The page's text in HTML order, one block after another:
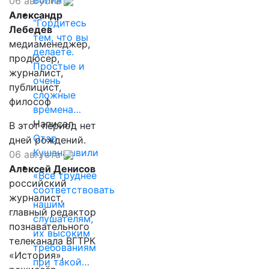
"Гордитесь
тем, что вы
делаете.
Простые и
очень
сложные
времена…
Написал
Отар
Кушанашвили
«Все труднее
соответствовать
нашим
слушателям,
их высоким
требованиям
при такой…
Александр
Лебедев
медиаменеджер,
продюсер,
журналист,
публицист,
философ
В этот период нет
дней рождений.
06 августа
Алексей Денисов
российский
журналист,
главный редактор
познавательного
телеканала ВГТРК
«История»,